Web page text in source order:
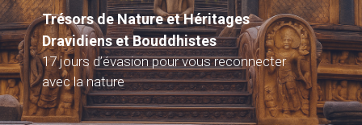
Trésors de Nature et Héritages
Dravidiens et Bouddhistes
17 jours d’évasion pour vous reconnecter
avec la nature